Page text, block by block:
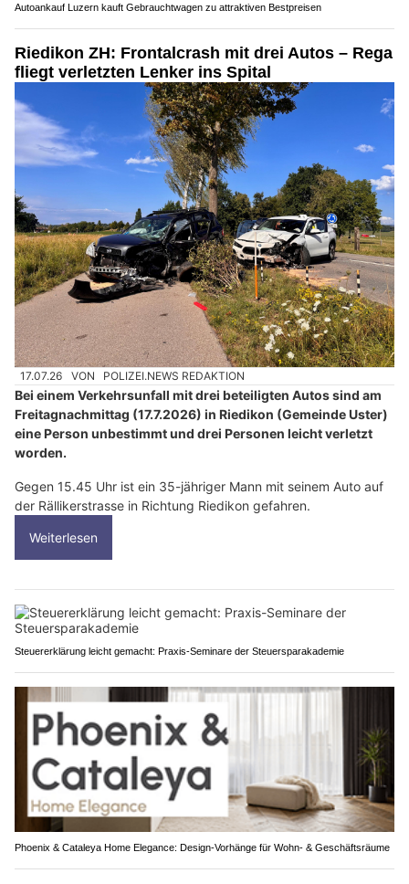
Autoankauf Luzern kauft Gebrauchtwagen zu attraktiven Bestpreisen
Riedikon ZH: Frontalcrash mit drei Autos – Rega
fliegt verletzten Lenker ins Spital
17.07.26 VON POLIZEI.NEWS REDAKTION
Bei einem Verkehrsunfall mit drei beteiligten Autos sind am
Freitagnachmittag (17.7.2026) in Riedikon (Gemeinde Uster)
eine Person unbestimmt und drei Personen leicht verletzt
worden.
Gegen 15.45 Uhr ist ein 35-jähriger Mann mit seinem Auto auf
der Rällikerstrasse in Richtung Riedikon gefahren.
Weiterlesen
Steuererklärung leicht gemacht: Praxis-Seminare der Steuersparakademie
Phoenix & Cataleya Home Elegance: Design-Vorhänge für Wohn- & Geschäftsräume